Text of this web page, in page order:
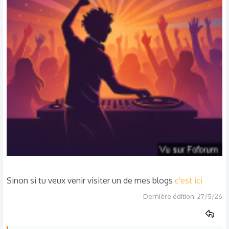
Sinon si tu veux venir visiter un de mes blogs c'est ici
Dernière édition: 27/5/26